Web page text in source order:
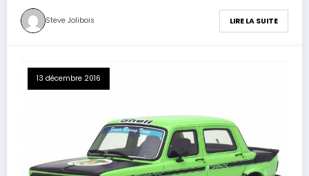
Steve Jolibois LIRE LA SUITE
13 décembre 2016